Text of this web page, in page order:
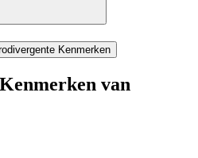
Kenmerken
van